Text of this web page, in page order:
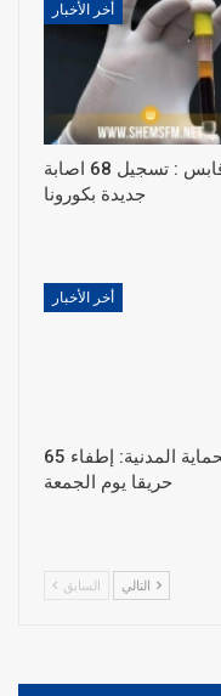
أخر الأخبار
قابس : تسجيل 68 اصابة
جديدة بكورونا
أخر الأخبار
الحماية المدنية: إطفاء 65
حريقا يوم الجمعة
السابق